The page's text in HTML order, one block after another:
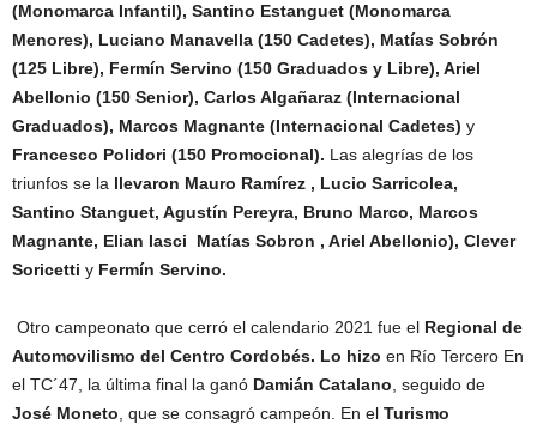
(Monomarca Infantil), Santino Estanguet (Monomarca
Menores), Luciano Manavella (150 Cadetes), Matías Sobrón
(125 Libre), Fermín Servino (150 Graduados y Libre), Ariel
Abellonio (150 Senior), Carlos Algañaraz (Internacional
Graduados), Marcos Magnante (Internacional Cadetes) y
Francesco Polidori (150 Promocional). Las alegrías de los
triunfos se la llevaron Mauro Ramírez , Lucio Sarricolea,
Santino Stanguet, Agustín Pereyra, Bruno Marco, Marcos
Magnante, Elian Iasci Matías Sobron , Ariel Abellonio), Clever
Soricetti y Fermín Servino.
Otro campeonato que cerró el calendario 2021 fue el Regional de
Automovilismo del Centro Cordobés. Lo hizo en Río Tercero En
el TC´47, la última final la ganó Damián Catalano , seguido de
José Moneto , que se consagró campeón. En el Turismo